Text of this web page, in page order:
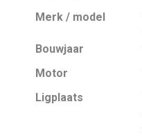
Merk / model
Bouwjaar
Motor
Ligplaats